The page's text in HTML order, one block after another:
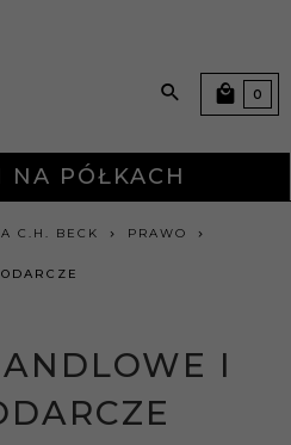
NA PÓŁKACH
0
C.H. BECK PRAWO
I